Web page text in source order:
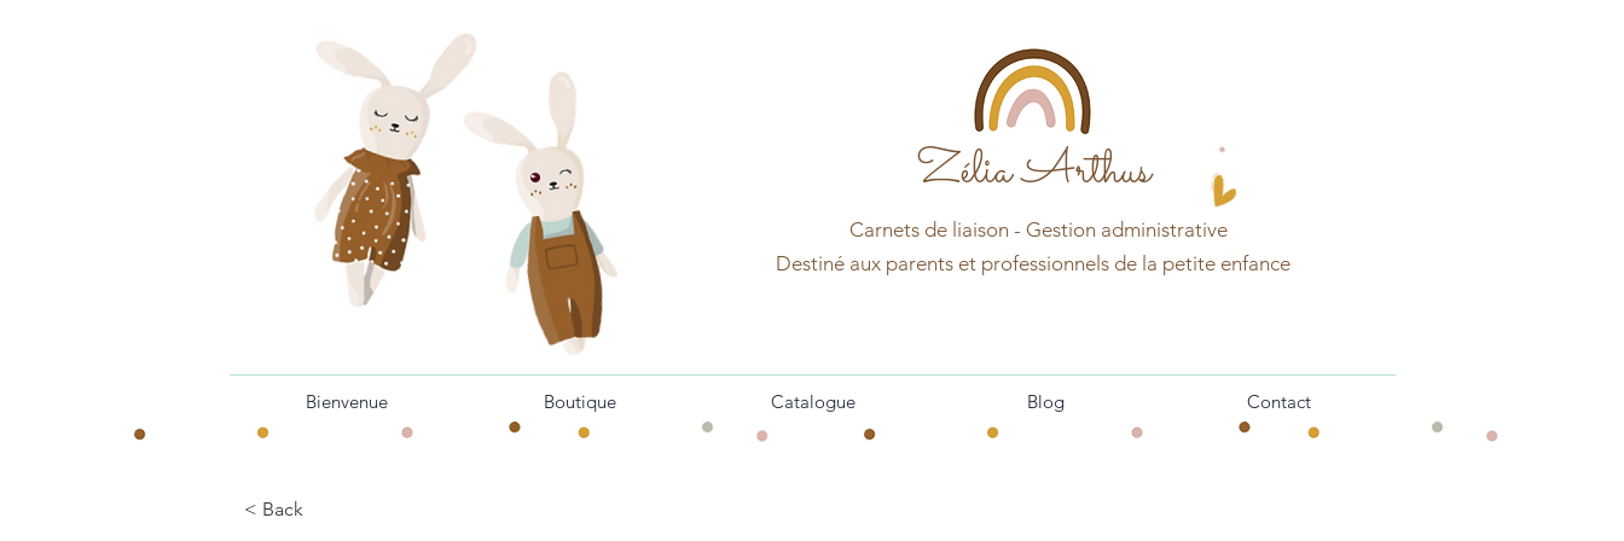
Zélia Arthus
Carnets de liaison - Gestion administrative
Destiné aux parents et professionnels de la petite enfance
Bienvenue Boutique Catalogue Blog Contact
< Back